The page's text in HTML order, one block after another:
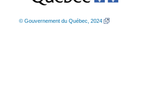
© Gouvernement du Québec, 2024